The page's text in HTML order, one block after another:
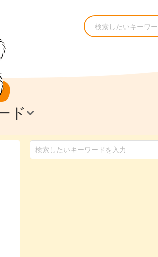
犬のケア・お手入れ
猫のケア・お手入れ
ド